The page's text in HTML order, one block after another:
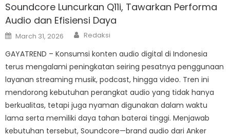
Soundcore Luncurkan Q11i, Tawarkan Performa
Audio dan Efisiensi Daya
Posted
on
March 31, 2026 Author
Redaksi
GAYATREND – Konsumsi konten audio digital di Indonesia
terus mengalami peningkatan seiring pesatnya penggunaan
layanan streaming musik, podcast, hingga video. Tren ini
mendorong kebutuhan perangkat audio yang tidak hanya
berkualitas, tetapi juga nyaman digunakan dalam waktu
lama serta memiliki daya tahan baterai tinggi. Menjawab
kebutuhan tersebut, Soundcore—brand audio dari Anker